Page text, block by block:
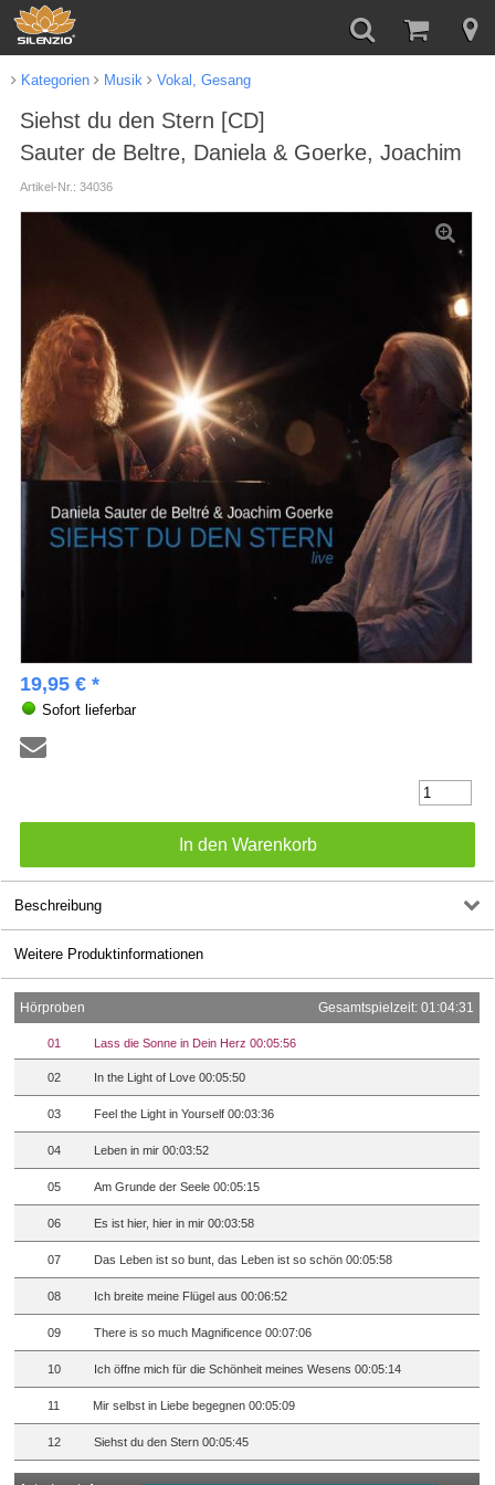
Kategorien Musik Vokal, Gesang
Siehst du den Stern [CD]
Sauter de Beltre, Daniela & Goerke, Joachim
Artikel-Nr.: 34036
19,95 € *
Sofort lieferbar
Beschreibung
Weitere Produktinformationen
Hörproben Gesamtspielzeit: 01:04:31
01 Lass die Sonne in Dein Herz 00:05:56
02 In the Light of Love 00:05:50
03 Feel the Light in Yourself 00:03:36
04 Leben in mir 00:03:52
05 Am Grunde der Seele 00:05:15
06 Es ist hier, hier in mir 00:03:58
07 Das Leben ist so bunt, das Leben ist so schön 00:05:58
08 Ich breite meine Flügel aus 00:06:52
09 There is so much Magnificence 00:07:06
10 Ich öffne mich für die Schönheit meines Wesens 00:05:14
11 Mir selbst in Liebe begegnen 00:05:09
12 Siehst du den Stern 00:05:45